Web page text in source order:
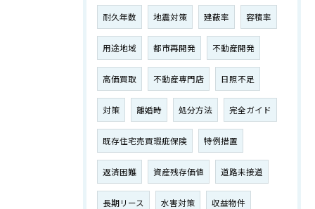
耐久年数 地震対策 建蔽率 容積率
用途地域 都市再開発 不動産開発
高価買取 不動産専門店 日照不足
対策 離婚時 処分方法 完全ガイド
既存住宅売買瑕疵保険 特例措置
返済困難 資産残存価値 道路未接道
長期リース 水害対策 収益物件